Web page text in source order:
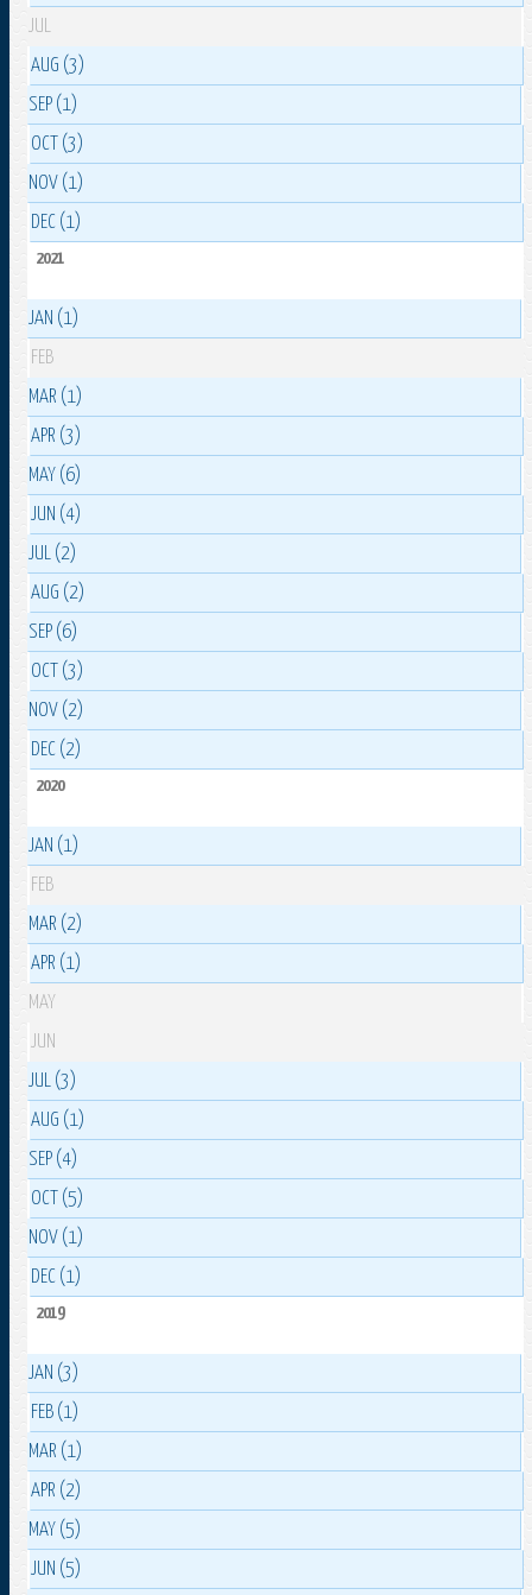
JUL
AUG (3)
SEP (1)
OCT (3)
NOV (1)
DEC (1)
2021
JAN (1)
FEB
MAR (1)
APR (3)
MAY (6)
JUN (4)
JUL (2)
AUG (2)
SEP (6)
OCT (3)
NOV (2)
DEC (2)
2020
JAN (1)
FEB
MAR (2)
APR (1)
MAY
JUN
JUL (3)
AUG (1)
SEP (4)
OCT (5)
NOV (1)
DEC (1)
2019
JAN (3)
FEB (1)
MAR (1)
APR (2)
MAY (5)
JUN (5)